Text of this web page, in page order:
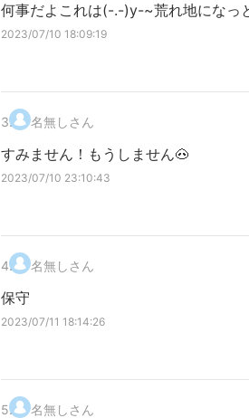
何事だよこれは(-.-)y-~荒れ地になっ
2023/07/10 18:09:19
3. 名無しさん
すみません！もうしません🐽
2023/07/10 23:10:43
4. 名無しさん
保守
2023/07/11 18:14:26
5. 名無しさん